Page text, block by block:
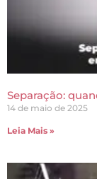
Separação:
14 de maio de 2025
Leia Mais »